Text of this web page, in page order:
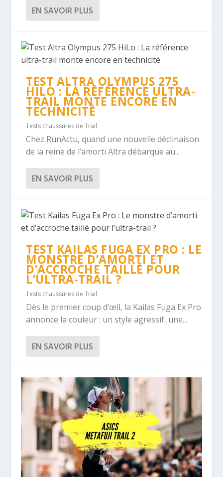
EN SAVOIR PLUS
TEST ALTRA OLYMPUS 275
HILO : LA RÉFÉRENCE ULTRA-
TRAIL MONTE ENCORE EN
TECHNICITÉ
Tests chaussures de Trail
Chez RunActu, quand une nouvelle déclinaison
de la reine de l’amorti Altra débarque au...
EN SAVOIR PLUS
TEST KAILAS FUGA EX PRO : LE
MONSTRE D’AMORTI ET
D’ACCROCHE TAILLÉ POUR
L’ULTRA-TRAIL ?
Tests chaussures de Trail
Dès le premier coup d’œil, la Kailas Fuga Ex Pro
annonce la couleur : un style agressif, une...
EN SAVOIR PLUS